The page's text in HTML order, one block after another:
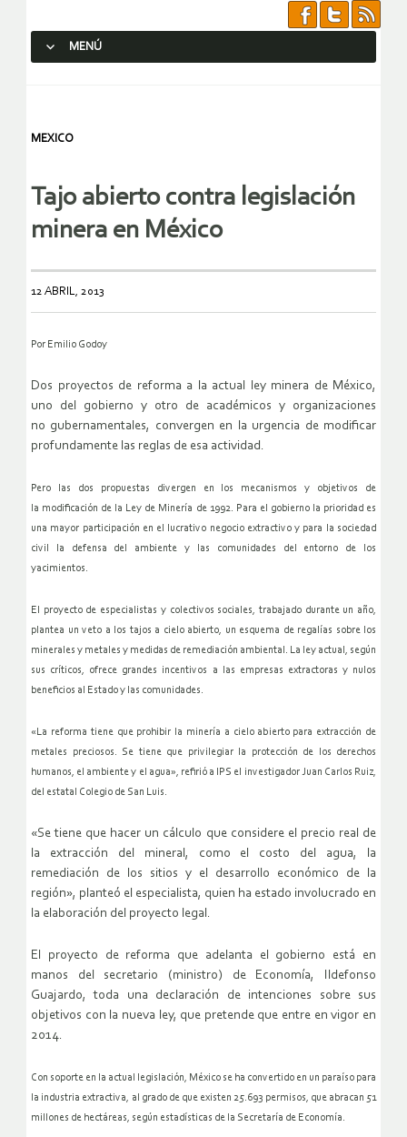
MENÚ
MEXICO
Tajo abierto contra legislación
minera en México
12 ABRIL, 2013
Por Emilio Godoy
Dos proyectos de reforma a la actual ley minera de México,
uno del gobierno y otro de académicos y organizaciones
no gubernamentales, convergen en la urgencia de modificar
profundamente las reglas de esa actividad.
Pero las dos propuestas divergen en los mecanismos y objetivos de
la modificación de la Ley de Minería de 1992. Para el gobierno la prioridad es
una mayor participación en el lucrativo negocio extractivo y para la sociedad
civil la defensa del ambiente y las
comunidades del entorno de los
yacimientos.
El proyecto de especialistas y colectivos sociales, trabajado durante un año,
plantea un veto a los tajos a cielo abierto, un esquema de regalías sobre los
minerales y metales y medidas de remediación ambiental. La ley actual, según
sus críticos, ofrece grandes incentivos a las empresas extractoras y nulos
beneficios al Estado y las comunidades.
«La reforma tiene que prohibir la minería a cielo abierto para extracción de
metales preciosos. Se tiene que privilegiar la
protección de los derechos
humanos, el ambiente y el agua», refirió a
IPS el investigador Juan Carlos Ruiz,
del estatal Colegio de San Luis.
«Se tiene que hacer un cálculo que considere el precio real de
la extracción del mineral, como el costo del agua, la
remediación de los sitios y el desarrollo económico de la
región», planteó el especialista, quien ha estado involucrado en
la elaboración del proyecto legal.
El proyecto de reforma que adelanta el gobierno está en
manos del secretario (ministro) de Economía, Ildefonso
Guajardo, toda una declaración de intenciones sobre sus
objetivos con la nueva ley, que pretende que entre en vigor en
2014.
Con soporte en la actual legislación, México se ha convertido en un paraíso para
la industria extractiva, al grado de que existen 25.693 permisos, que abracan 51
millones de hectáreas, según estadísticas de la Secretaría de Economía.